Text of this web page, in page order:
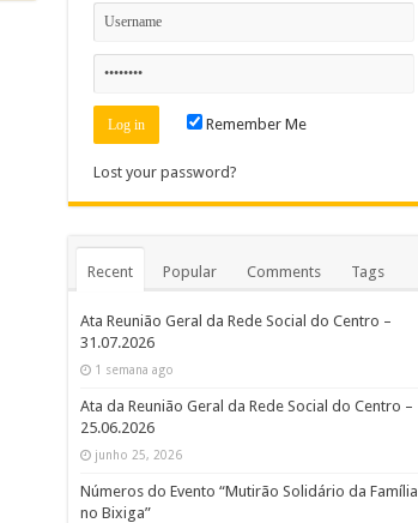
Remember Me
Lost your password?
Recent Popular Comments Tags
Ata Reunião Geral da Rede Social do Centro –
31.07.2026
1 semana ago
Ata da Reunião Geral da Rede Social do Centro –
25.06.2026
junho 25, 2026
Números do Evento “Mutirão Solidário da Família
no Bixiga”